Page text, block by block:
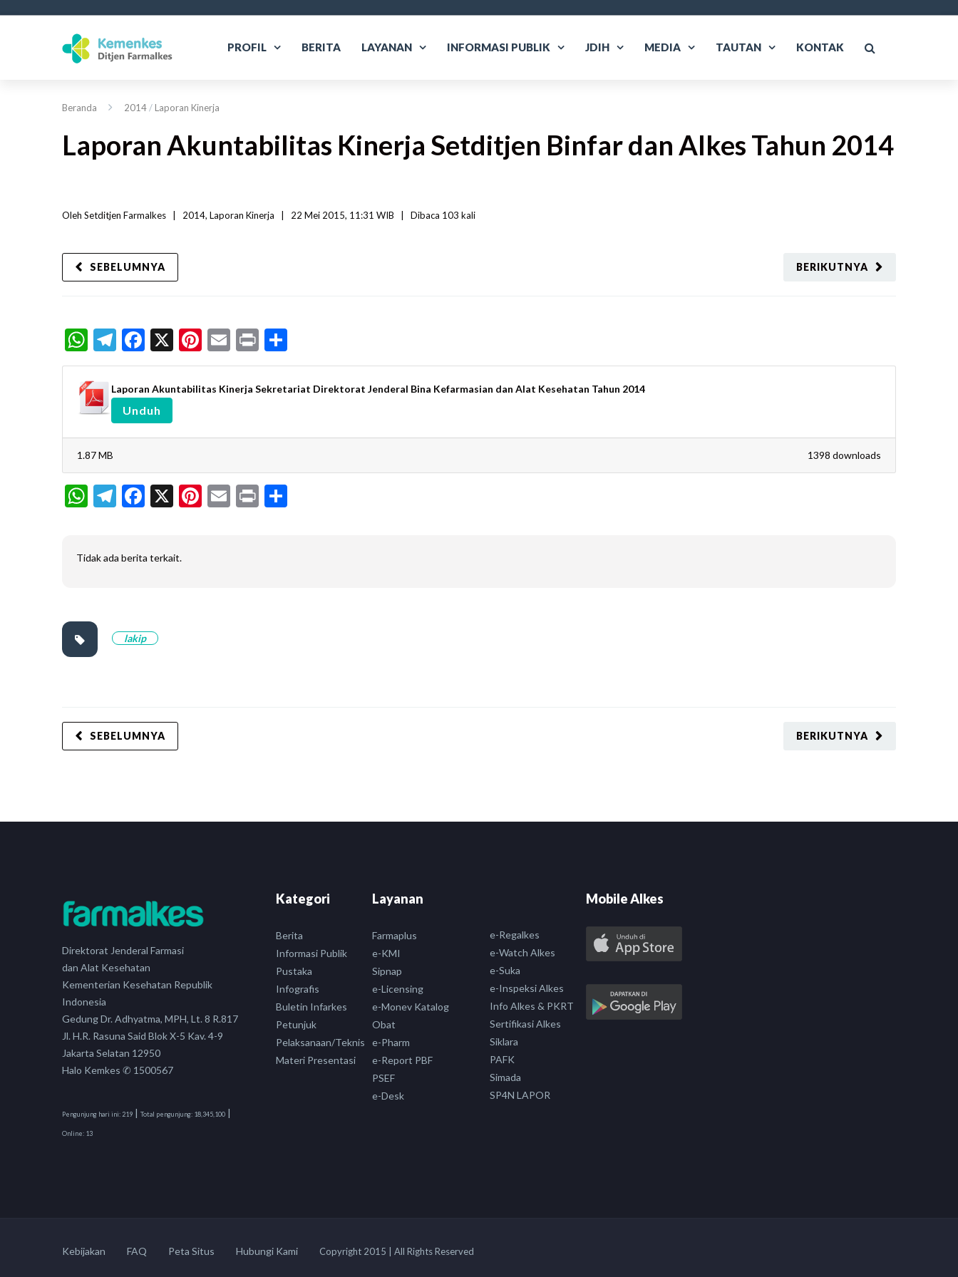
PROFIL BERITA LAYANAN INFORMASI PUBLIK JDIH MEDIA TAUTAN KONTAK
Beranda 2014/ Laporan Kinerja
Laporan Akuntabilitas Kinerja Setditjen Binfar dan Alkes Tahun 2014
Oleh Setditjen Farmalkes 2014, Laporan Kinerja 22 Mei 2015, 11:31 WIB Dibaca 103 kali
BERIKUTNYA
SEBELUMNYA
WhatsApp
Telegram
Facebook
X Pinterest
Email
Print
Laporan Akuntabilitas Kinerja Sekretariat Direktorat Jenderal Bina Kefarmasian dan Alat Kesehatan Tahun 2014
Unduh
1398 downloads
1.87 MB
WhatsApp
Telegram
Facebook
X Pinterest
Email
Print
Tidak ada berita terkait.
lakip
BERIKUTNYA
SEBELUMNYA
Direktorat Jenderal Farmasi
dan Alat Kesehatan
Kementerian Kesehatan Republik
Indonesia
Gedung Dr. Adhyatma, MPH, Lt. 8 R.817
Jl. H.R. Rasuna Said Blok X-5 Kav. 4-9
Jakarta Selatan 12950
Halo Kemkes ✆ 1500567
Pengunjung hari ini:219 | Total pengunjung: 18,345,100 |
Online: 13
Kategori
Berita
Informasi Publik
Pustaka
Infografis
Buletin Infarkes
Petunjuk
Pelaksanaan/Teknis
Materi Presentasi
Layanan
Farmaplus
e-KMI
Sipnap
e-Licensing
e-Monev Katalog
Obat
e-Pharm
e-Report PBF
PSEF
e-Desk
e-Regalkes
e-Watch Alkes
e-Suka
e-Inspeksi Alkes
Info Alkes & PKRT
Sertifikasi Alkes
Siklara
PAFK
Simada
SP4N LAPOR
Mobile Alkes
Kebijakan FAQ Peta Situs Hubungi Kami Copyright 2015 | All Rights Reserved